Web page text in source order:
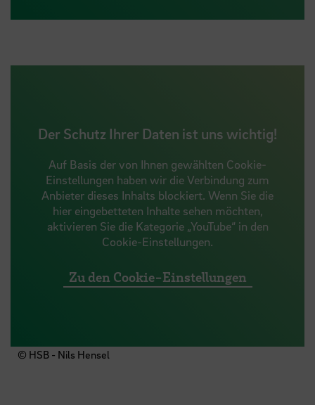
Der Schutz Ihrer Daten ist uns wichtig!
Auf Basis der von Ihnen gewählten Cookie-
Einstellungen haben wir die Verbindung zum
Anbieter dieses Inhalts blockiert. Wenn Sie die
hier eingebetteten Inhalte sehen möchten,
aktivieren Sie die Kategorie „YouTube“ in den
Cookie-Einstellungen.
Zu den Cookie-Einstellungen
© HSB - Nils Hensel